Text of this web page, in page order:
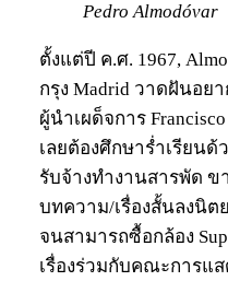
Pedro Almodóvar
ตั้งแต่ปี ค.ศ. 1967,
กรุง Madrid วาดฝันอย
ผู้นำเผด็จการ
เลยต้องศึกษาร่ำเรียนด้
รับจ้างทำงานสารพัด
บทความ/เรื่องสั้นลงนิต
จนสามารถซื้อกล้อง
เรื่องร่วมกับคณะการแส